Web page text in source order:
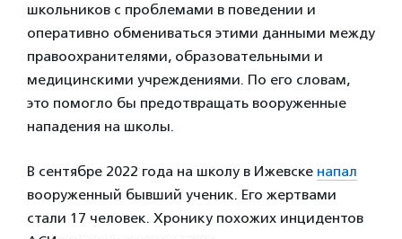
школьников с проблемами в поведении и
оперативно обмениваться этими данными между
правоохранителями, образовательными и
медицинскими учреждениями. По его словам,
это помогло бы предотвращать вооруженные
нападения на школы.
В сентябре 2022 года на школу в Ижевске напал
вооруженный бывший ученик. Его жертвами
стали 17 человек. Хронику похожих инцидентов